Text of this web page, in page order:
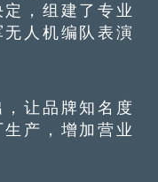
，组建了专业
人机编队表演
让品牌知名度
产，增加营业